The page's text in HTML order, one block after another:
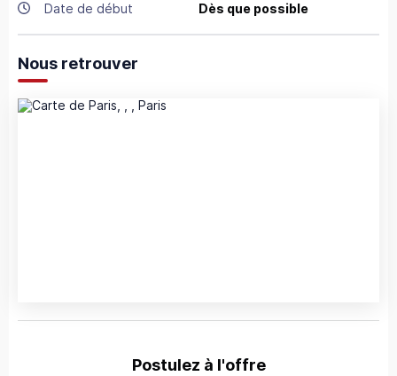
Date de début Dès que possible
Nous retrouver
Postulez à l'offre